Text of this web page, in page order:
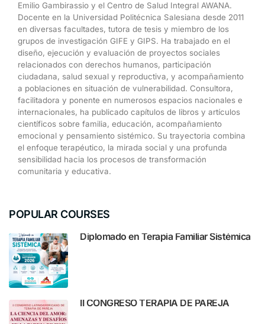
Emilio Gambirassio y el Centro de Salud Integral AWANA.
Docente en la Universidad Politécnica Salesiana desde 2011
en diversas facultades, tutora de tesis y miembro de los
grupos de investigación GIFE y GIPS. Ha trabajado en el
diseño, ejecución y evaluación de proyectos sociales
relacionados con derechos humanos, participación
ciudadana, salud sexual y reproductiva, y acompañamiento
a poblaciones en situación de vulnerabilidad. Consultora,
facilitadora y ponente en numerosos espacios nacionales e
internacionales, ha publicado capítulos de libros y artículos
científicos sobre familia, educación, acompañamiento
emocional y pensamiento sistémico. Su trayectoria combina
el enfoque terapéutico, la mirada social y una profunda
sensibilidad hacia los procesos de transformación
comunitaria y educativa.
POPULAR COURSES
Diplomado en Terapia Familiar Sistémica
II CONGRESO TERAPIA DE PAREJA